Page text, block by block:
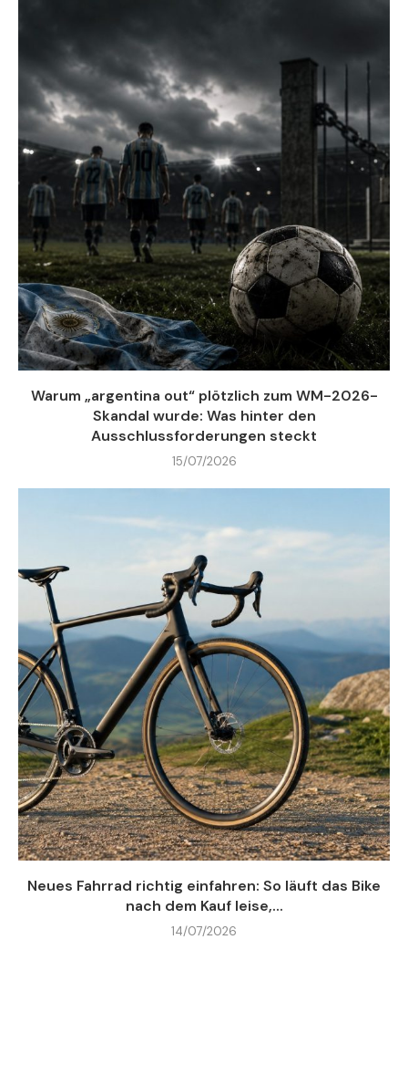
Warum „argentina out“ plötzlich zum WM-2026-
Skandal wurde: Was hinter den
Ausschlussforderungen steckt
15/07/2026
Neues Fahrrad richtig einfahren: So läuft das Bike
nach dem Kauf leise,...
14/07/2026